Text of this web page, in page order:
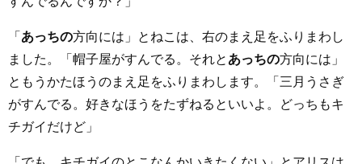
「 あっちの方向には」とねこは、右のまえ足をふりまわし
ました。「帽子屋がすんでる。それと あっちの方向には」
ともうかたほうのまえ足をふりまわします。「三月うさぎ
がすんでる。好きなほうをたずねるといいよ。どっちもキ
チガイだけど」